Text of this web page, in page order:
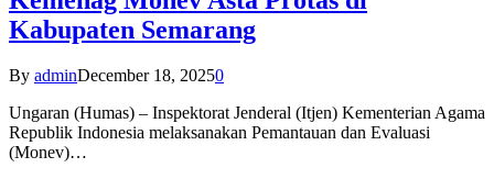
Kabupaten Semarang
By adminDecember 18, 20250
Ungaran (Humas) – Inspektorat Jenderal (Itjen) Kementerian Agama
Republik Indonesia melaksanakan Pemantauan dan Evaluasi
(Monev)…